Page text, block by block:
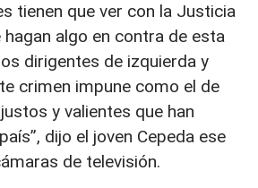
tienen que ver con la Justicia
hagan algo en contra de esta
dirigentes de izquierda y
crimen impune como el de
y valientes que han
dijo el joven Cepeda ese
de televisión.